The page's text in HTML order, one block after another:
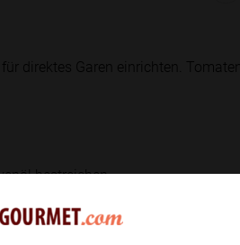
direktes Garen einrichten. Tomaten
bestreichen.